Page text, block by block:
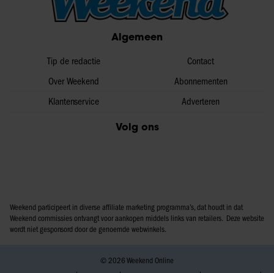
informatie over uw gebruik van onze site met onze
partners voor social media, adverteren en analyse. Deze
partners kunnen deze gegevens combineren met andere
verzameld op basis van uw gebruik van hun services. U
gaat akkoord met onze cookies als u onze website blijft
Algemeen
Tip de redactie
Over Weekend
Klantenservice
Contact
Abonnementen
Adverteren
Volg ons
Weekend participeert in diverse affiliate marketing programma’s, dat houdt in dat
Weekend commissies ontvangt voor aankopen middels links van retailers. Deze website
wordt niet gesponsord door de genoemde webwinkels.
© 2026 Weekend Online